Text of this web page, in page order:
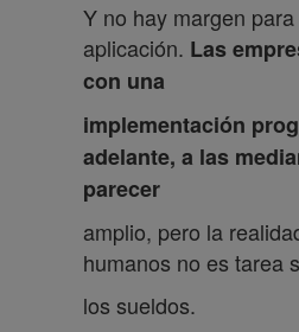
Y no hay margen
aplicación. Las
con una
implementación
adelante, a las
parecer
amplio, pero la
humanos no es tarea
los sueldos.